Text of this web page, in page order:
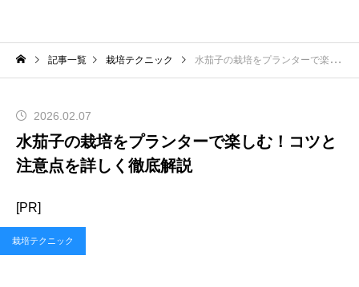
記事一覧 栽培テクニック 水茄子の栽培をプランターで楽しむ！コツと注意点を詳しく徹底解説
2026.02.07
水茄子の栽培をプランターで楽しむ！コツと
注意点を詳しく徹底解説
[PR]
栽培テクニック